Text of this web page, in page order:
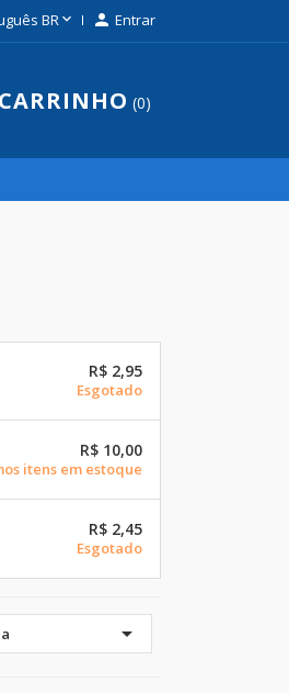
BR  Entrar
CARRINHO 0
R$ 2,95
Esgotado
R$ 10,00
itens em estoque
R$ 2,45
Esgotado
